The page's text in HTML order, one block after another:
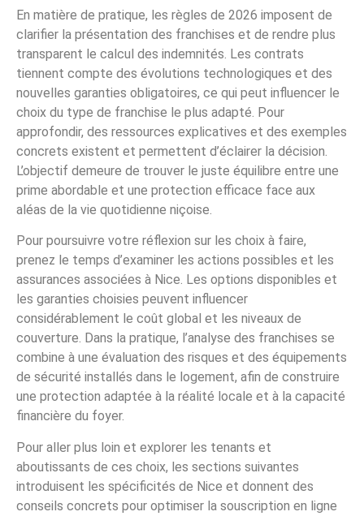
En matière de pratique, les règles de 2026 imposent de
clarifier la présentation des franchises et de rendre plus
transparent le calcul des indemnités. Les contrats
tiennent compte des évolutions technologiques et des
nouvelles garanties obligatoires, ce qui peut influencer le
choix du type de franchise le plus adapté. Pour
approfondir, des ressources explicatives et des exemples
concrets existent et permettent d’éclairer la décision.
L’objectif demeure de trouver le juste équilibre entre une
prime abordable et une protection efficace face aux
aléas de la vie quotidienne niçoise.
Pour poursuivre votre réflexion sur les choix à faire,
prenez le temps d’examiner les actions possibles et les
assurances associées à Nice. Les options disponibles et
les garanties choisies peuvent influencer
considérablement le coût global et les niveaux de
couverture. Dans la pratique, l’analyse des franchises se
combine à une évaluation des risques et des équipements
de sécurité installés dans le logement, afin de construire
une protection adaptée à la réalité locale et à la capacité
financière du foyer.
Pour aller plus loin et explorer les tenants et
aboutissants de ces choix, les sections suivantes
introduisent les spécificités de Nice et donnent des
conseils concrets pour optimiser la souscription en ligne